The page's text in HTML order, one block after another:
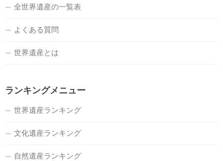
全世界遺産の一覧表
よくある質問
世界遺産とは
ランキングメニュー
世界遺産ランキング
文化遺産ランキング
自然遺産ランキング